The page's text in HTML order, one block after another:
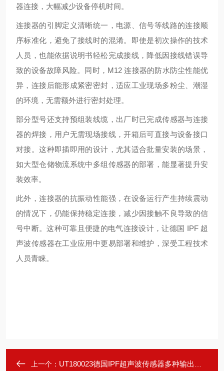
器连接，大幅减少设备停机时间。
连接器的引脚定义清晰统一，电源、信号等线路的连接顺
序标准化，避免了接线时的混淆。即使是初次操作的技术
人员，也能依据说明书轻松完成接线，降低因接线错误导
致的设备故障风险。同时，M12 连接器的防水防尘性能优
异，连接后能形成紧密密封，适应工业现场多粉尘、潮湿
的环境，无需额外进行密封处理。
部分型号还支持预组装线缆，出厂时已完成传感器与连接
器的焊接，用户无需现场接线，开箱后可直接与设备接口
对接。这种即插即用的设计，尤其适合批量安装的场景，
如大型仓储物流系统中多组传感器的部署，能显著提升安
装效率。
此外，连接器的抗振动性能强，在设备运行产生持续震动
的情况下，仍能保持稳定连接，减少因接触不良导致的信
号中断。这种可靠且便捷的电气连接设计，让德国 IPF 超
声波传感器在工业应用中更易部署和维护，深受工程技术
人员青睐。
上一个： UT180023德国IPF超声波传感器多种输出接口